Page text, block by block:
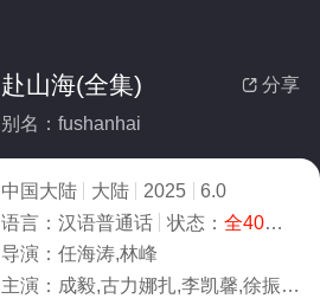
 分享
赴山海(全集)
别名：fushanhai
中国大陆 大陆 2025
6.0
语言： 汉语普通话 状态： 全40集
导演： 任海涛,林峰
主演： 成毅,古力娜扎,李凯馨,徐振轩,刘梦芮,丁笑滢,张峻宁,张晓晨,丁勇岱,胡可,邱心志,曹翠芬,陈钰琪,吕